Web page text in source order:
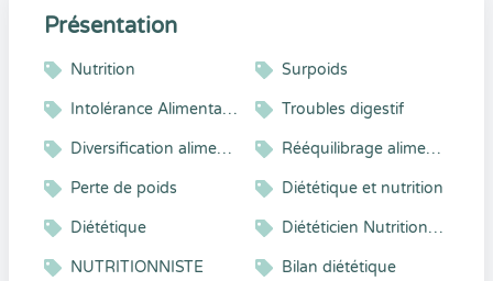
Présentation
Nutrition Surpoids
Intolérance Alimentaire Troubles digestif
Diversification alimentaire Rééquilibrage alimentaire
Perte de poids Diététique et nutrition
Diététique Diététicien Nutritionniste
NUTRITIONNISTE Bilan diététique